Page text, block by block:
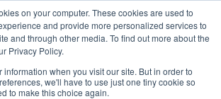
on your computer. These cookies are used to
and provide more personalized services to
and through other media. To find out more about the
Privacy Policy.
information when you visit our site. But in order to
we'll have to use just one tiny cookie so
to make this choice again.